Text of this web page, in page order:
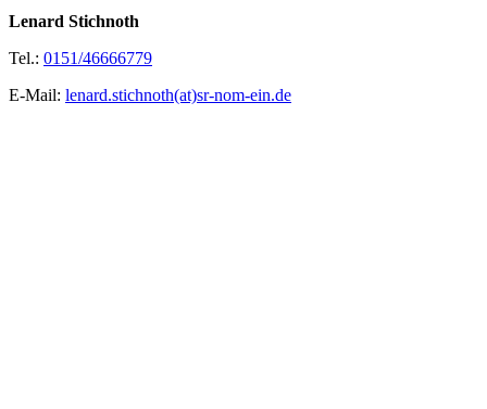
Lenard Stichnoth
Tel.: 0151/46666779
E-Mail: lenard.stichnoth(at)sr-nom-ein.de